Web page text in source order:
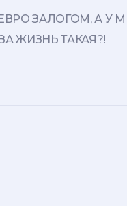
ЗАЛОГОМ, А У
ЖИЗНЬ ТАКАЯ?!